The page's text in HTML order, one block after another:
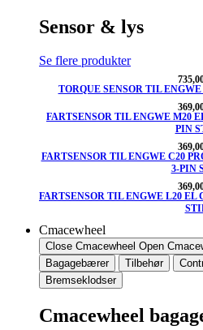
Sensor & lys
Se flere produkter
TORQUE SENSOR TIL
FARTSENSOR TIL ENGWE M20
PIN
FARTSENSOR TIL ENGWE C20
3-PIN
FARTSENSOR TIL ENGWE L20
Cmacewheel
Close Cmacewheel Open
Bagagebærer
Tilbehør
Bremseklodser
Cmacewheel